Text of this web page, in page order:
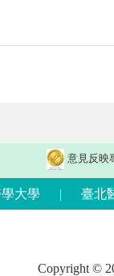
意見反映
大學 | 臺北
Copyright ©